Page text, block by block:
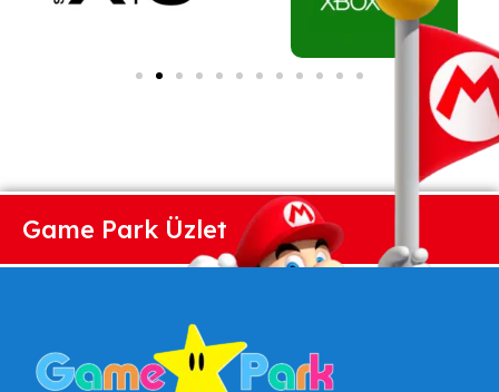
Game Park Üzlet